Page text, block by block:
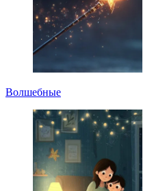
Волшебные